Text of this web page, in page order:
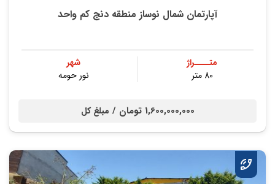
آپارتمان شمال نوساز منطقه دنج کم واحد
متــــراژ
80 متر
شهر
نور حومه
1,600,000,000 تومان / مبلغ کل